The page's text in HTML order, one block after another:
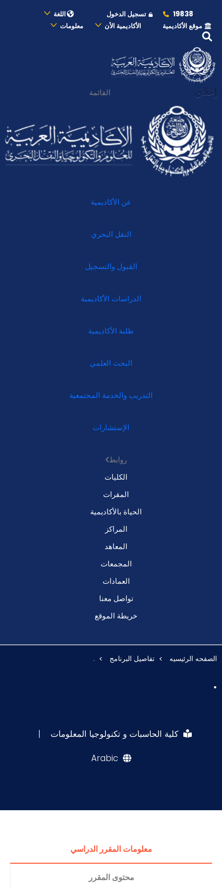
19838 تسجيل الدخول
اللغة
موقع الأكاديمية
الأكاديمية الأن معلومات
إغلاق القائمة
عن الأكاديمية
النقل البحري
القبول والتسجيل
الدراسات الأكاديمية
طلبة الأكاديمية
البحث العلمي
التدريب والخدمة المجتمعية
الإستشارات
روابط
الكليات
المقرات
الحياة بالأكاديمية
المراكز
المعاهد
المجمعات
العمادات
تواصل معنا
خريطة الموقع
الصفحه الرئيسيه تفاصيل البرنامج .
.
كلية الحاسبات و تكنولوجيا المعلومات |
Arabic
معلومات المقرر الدراسي
محتوى المقرر